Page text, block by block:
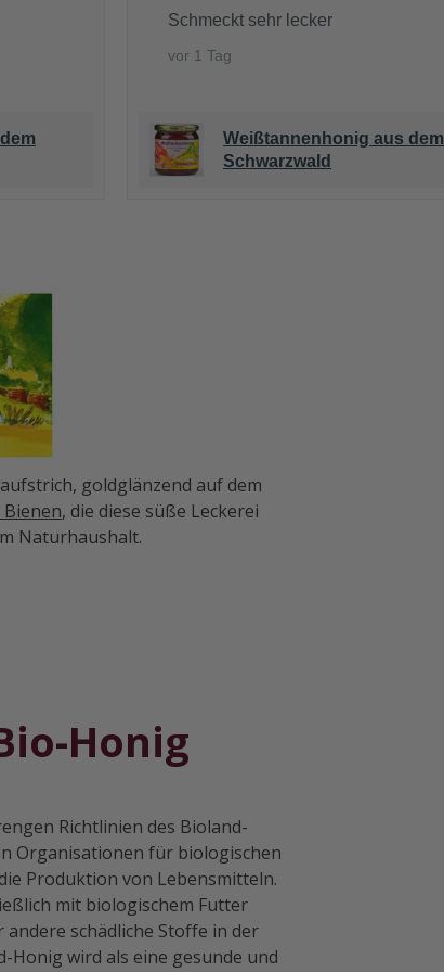
Schmeckt sehr lecker
vor 1 Tag
Weißtannenhonig aus dem
Schwarzwald
goldglänzend auf dem
Bienen, die diese süße Leckerei
Naturhaushalt.
Honig
Richtlinien des Bioland-
Organisationen für biologischen
Produktion von Lebensmitteln.
mit biologischem Futter
schädliche Stoffe in der
Honig wird als eine gesunde und